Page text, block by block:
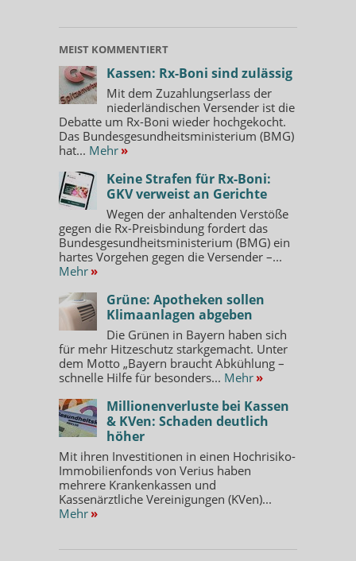
MEIST KOMMENTIERT
Kassen: Rx-Boni sind zulässig
Mit dem Zuzahlungserlass der
niederländischen Versender ist die
Debatte um Rx-Boni wieder hochgekocht.
Das Bundesgesundheitsministerium (BMG)
hat... Mehr »
Keine Strafen für Rx-Boni:
GKV verweist an Gerichte
Wegen der anhaltenden Verstöße
gegen die Rx-Preisbindung fordert das
Bundesgesundheitsministerium (BMG) ein
hartes Vorgehen gegen die Versender –...
Mehr »
Grüne: Apotheken sollen
Klimaanlagen abgeben
Die Grünen in Bayern haben sich
für mehr Hitzeschutz starkgemacht. Unter
dem Motto „Bayern braucht Abkühlung –
schnelle Hilfe für besonders... Mehr »
Millionenverluste bei Kassen
& KVen: Schaden deutlich
höher
Mit ihren Investitionen in einen Hochrisiko-
Immobilienfonds von Verius haben
mehrere Krankenkassen und
Kassenärztliche Vereinigungen (KVen)...
Mehr »